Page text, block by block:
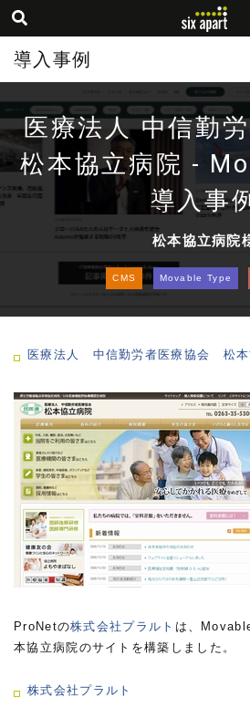
導入事例
医療法人 中信勤
松本協立病院 -
導入事
松本協立病院
CMS Movable Type
医療法人 中信勤労者医療協会 松本
ProNetの株式会社プラルト は、
本協立病院のサイトを構築しました。
株式会社プラルト